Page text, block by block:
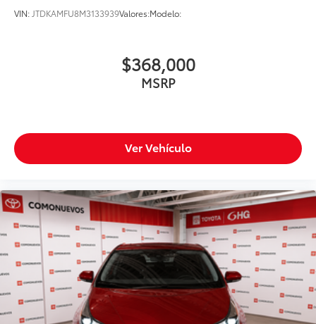
Único Dueño
VIN: JTDKAMFU8M3133939Valores:Modelo:
$368,000
MSRP
Ver Vehículo